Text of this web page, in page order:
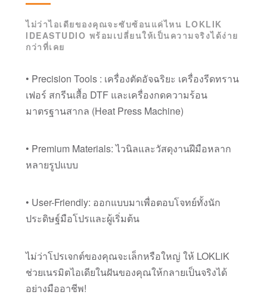
ไม่ว่าไอเดียของคุณจะซับซ้อนแค่ไหน LOKLIK
IDEASTUDIO พร้อมเปลี่ยนให้เป็นความจริงได้ง่าย
กว่าที่เคย
• Precision Tools : เครื่องตัดอัจฉริยะ เครื่องรีดทราน
เฟอร์ สกรีนเสื้อ DTF และเครื่องกดความร้อน
มาตรฐานสากล (Heat Press Machine)
• Premium Materials: ไวนิลและวัสดุงานฝีมือหลาก
หลายรูปแบบ
• User-Friendly: ออกแบบมาเพื่อตอบโจทย์ทั้งนัก
ประดิษฐ์มือโปรและผู้เริ่มต้น
ไม่ว่าโปรเจกต์ของคุณจะเล็กหรือใหญ่ ให้ LOKLiK
ช่วยเนรมิตไอเดียในฝันของคุณให้กลายเป็นจริงได้
อย่างมืออาชีพ!